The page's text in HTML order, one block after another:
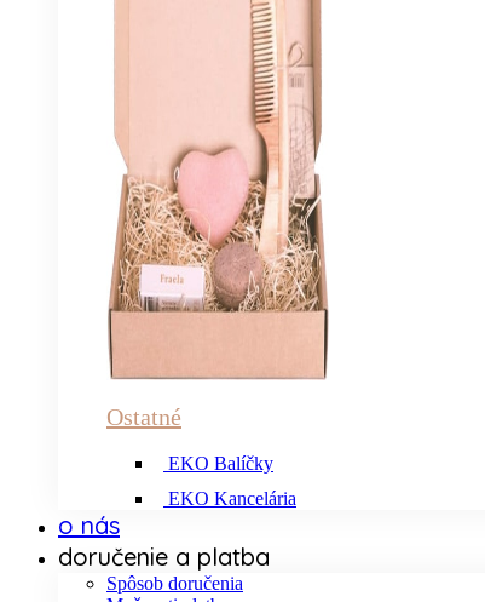
Ostatné
EKO Balíčky
EKO Kancelária
o nás
doručenie a platba
Spôsob doručenia